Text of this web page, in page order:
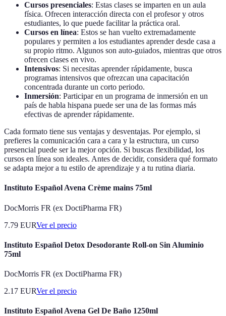
Cursos presenciales: Estas clases se imparten en un aula
física. Ofrecen interacción directa con el profesor y otros
estudiantes, lo que puede facilitar la práctica oral.
Cursos en línea: Estos se han vuelto extremadamente
populares y permiten a los estudiantes aprender desde casa a
su propio ritmo. Algunos son auto-guiados, mientras que otros
ofrecen clases en vivo.
Intensivos: Si necesitas aprender rápidamente, busca
programas intensivos que ofrezcan una capacitación
concentrada durante un corto periodo.
Inmersión: Participar en un programa de inmersión en un
país de habla hispana puede ser una de las formas más
efectivas de aprender rápidamente.
Cada formato tiene sus ventajas y desventajas. Por ejemplo, si
prefieres la comunicación cara a cara y la estructura, un curso
presencial puede ser la mejor opción. Si buscas flexibilidad, los
cursos en línea son ideales. Antes de decidir, considera qué formato
se adapta mejor a tu estilo de aprendizaje y a tu rutina diaria.
Instituto Español Avena Crème mains 75ml
DocMorris FR (ex DoctiPharma FR)
7.79 EURVer el precio
Instituto Español Detox Desodorante Roll-on Sin Aluminio
75ml
DocMorris FR (ex DoctiPharma FR)
2.17 EURVer el precio
Instituto Español Avena Gel De Baño 1250ml